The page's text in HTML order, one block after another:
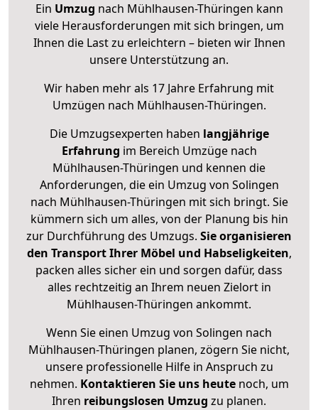
Ein Umzug nach Mühlhausen-Thüringen kann
viele Herausforderungen mit sich bringen, um
Ihnen die Last zu erleichtern – bieten wir Ihnen
unsere Unterstützung an.
Wir haben mehr als 17 Jahre Erfahrung mit
Umzügen nach Mühlhausen-Thüringen.
Die Umzugsexperten haben langjährige
Erfahrung im Bereich Umzüge nach
Mühlhausen-Thüringen und kennen die
Anforderungen, die ein Umzug von Solingen
nach Mühlhausen-Thüringen mit sich bringt. Sie
kümmern sich um alles, von der Planung bis hin
zur Durchführung des Umzugs. Sie organisieren
den Transport Ihrer Möbel und Habseligkeiten,
packen alles sicher ein und sorgen dafür, dass
alles rechtzeitig an Ihrem neuen Zielort in
Mühlhausen-Thüringen ankommt.
Wenn Sie einen Umzug von Solingen nach
Mühlhausen-Thüringen planen, zögern Sie nicht,
unsere professionelle Hilfe in Anspruch zu
nehmen. Kontaktieren Sie uns heutenoch, um
Ihren reibungslosen Umzug zu planen.